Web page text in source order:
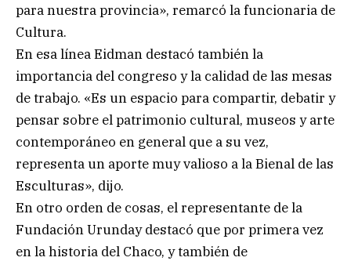
para nuestra provincia», remarcó la funcionaria de
Cultura.
En esa línea Eidman destacó también la
importancia del congreso y la calidad de las mesas
de trabajo. «Es un espacio para compartir, debatir y
pensar sobre el patrimonio cultural, museos y arte
contemporáneo en general que a su vez,
representa un aporte muy valioso a la Bienal de las
Esculturas», dijo.
En otro orden de cosas, el representante de la
Fundación Urunday destacó que por primera vez
en la historia del Chaco, y también de